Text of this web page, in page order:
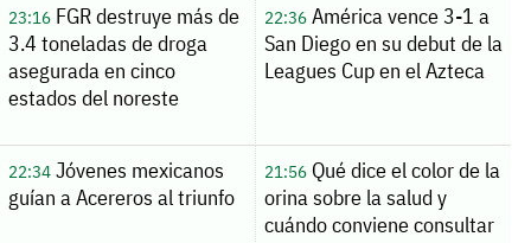
23:16FGR destruye más de
3.4 toneladas de droga
asegurada en cinco
estados del noreste
22:36América vence 3-1 a
San Diego en su debut de la
Leagues Cup en el Azteca
22:34Jóvenes mexicanos
guían a Acereros al triunfo
21:56Qué dice el color de la
orina sobre la salud y
cuándo conviene consultar